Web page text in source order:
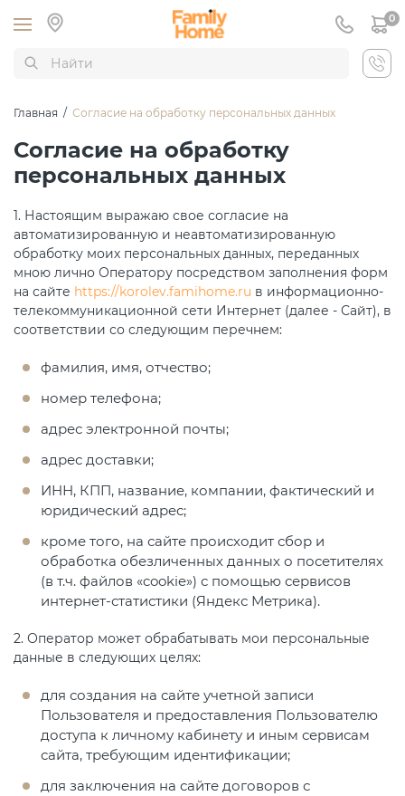
0
Главная / Согласие на обработку персональных данных
Согласие на обработку
персональных данных
1. Настоящим выражаю свое согласие на
автоматизированную и неавтоматизированную
обработку моих персональных данных, переданных
мною лично Оператору посредством заполнения форм
на сайте https://korolev.famihome.ru в информационно-
телекоммуникационной сети Интернет (далее - Сайт), в
соответствии со следующим перечнем:
фамилия, имя, отчество;
номер телефона;
адрес электронной почты;
адрес доставки;
ИНН, КПП, название, компании, фактический и
юридический адрес;
кроме того, на сайте происходит сбор и
обработка обезличенных данных о посетителях
(в т.ч. файлов «cookie») с помощью сервисов
интернет-статистики (Яндекс Метрика).
2. Оператор может обрабатывать мои персональные
данные в следующих целях:
для создания на сайте учетной записи
Пользователя и предоставления Пользователю
доступа к личному кабинету и иным сервисам
сайта, требующим идентификации;
для заключения на сайте договоров с